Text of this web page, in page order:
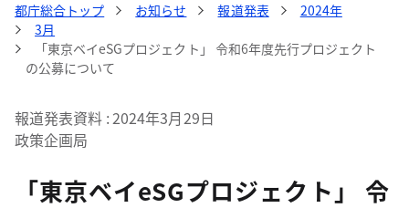
都庁総合トップ お知らせ 報道発表
2024年
3月
「東京ベイeSGプロジェクト」 令和6年度先行プロジェクト
の公募について
報道発表資料 2024年3月29日
政策企画局
「東京ベイeSGプロジェクト」 令